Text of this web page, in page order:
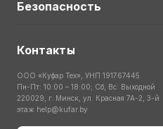
Безопасность
Контакты
ООО «Куфар Тех», УНП 191767445
Пн-Пт: 10:00 – 18:00; Сб, Вс: Выходной
220029, г. Минск, ул. Красная 7А-2, 3-й
этаж help@kufar.by